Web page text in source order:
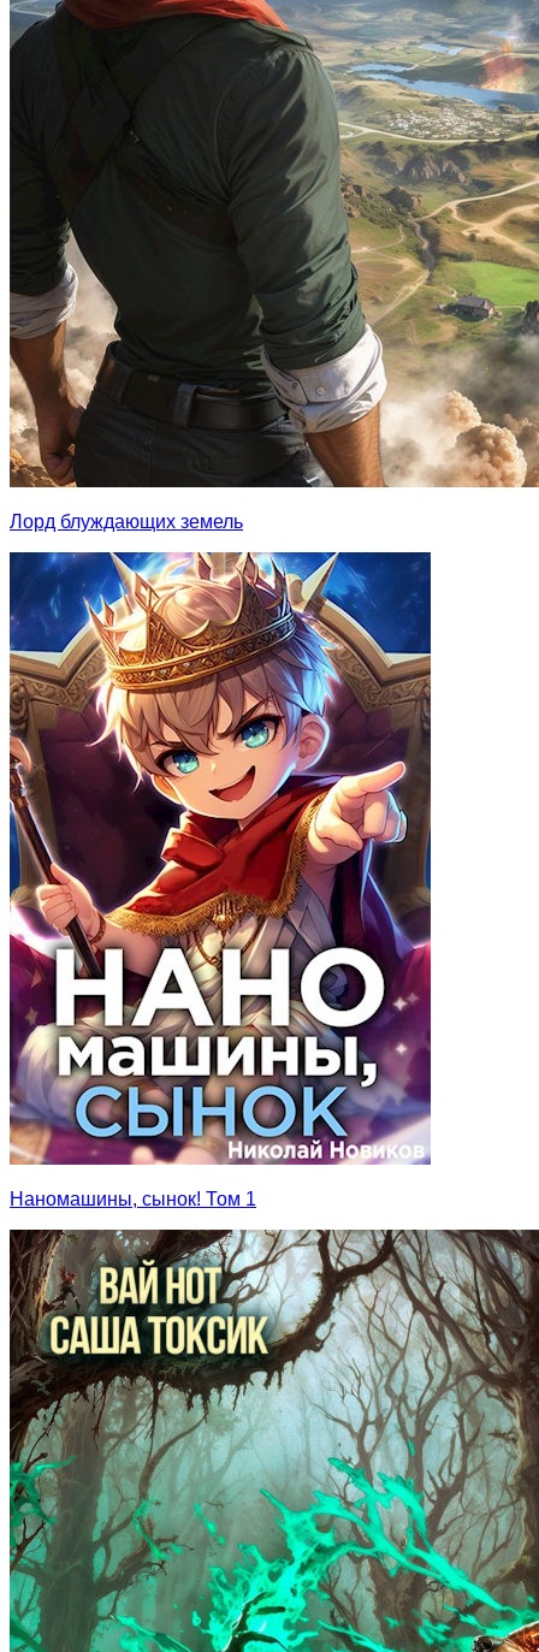
Лорд блуждающих земель
Наномашины, сынок! Том 1